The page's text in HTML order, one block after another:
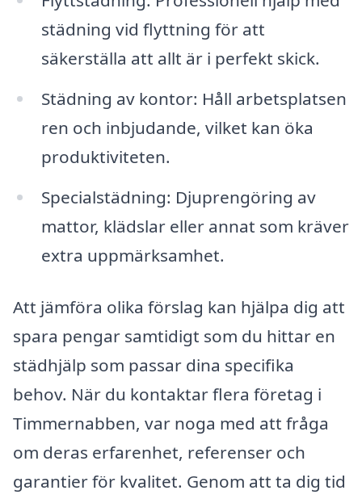
städning vid flyttning för att
säkerställa att allt är i perfekt skick.
Städning av kontor: Håll arbetsplatsen
ren och inbjudande, vilket kan öka
produktiviteten.
Specialstädning: Djuprengöring av
mattor, klädslar eller annat som kräver
extra uppmärksamhet.
Att jämföra olika förslag kan hjälpa dig att
spara pengar samtidigt som du hittar en
städhjälp som passar dina specifika
behov. När du kontaktar flera företag i
Timmernabben, var noga med att fråga
om deras erfarenhet, referenser och
garantier för kvalitet. Genom att ta dig tid